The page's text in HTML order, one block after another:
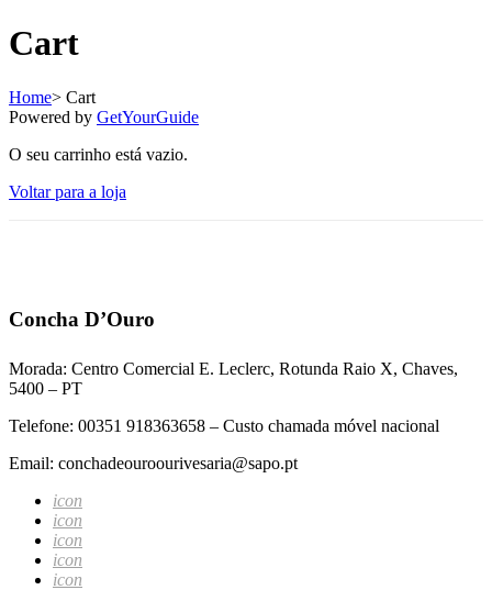
Cart
Home> Cart
Powered by GetYourGuide
O seu carrinho está vazio.
Voltar para a loja
Concha D’Ouro
Morada: Centro Comercial E. Leclerc, Rotunda Raio X, Chaves,
5400 – PT
Telefone: 00351 918363658 – Custo chamada móvel nacional
Email: conchadeouroourivesaria@sapo.pt
icon
icon
icon
icon
icon